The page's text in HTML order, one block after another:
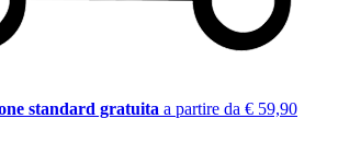
standard gratuita a partire da € 59,90